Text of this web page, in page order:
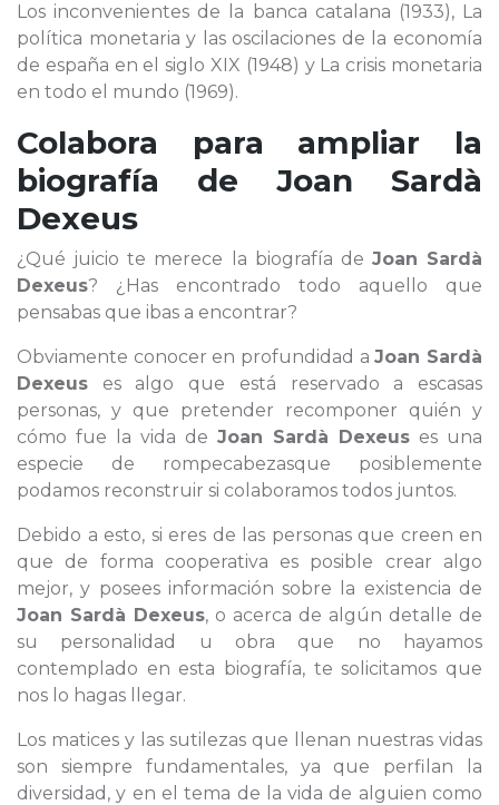
Los inconvenientes de la banca catalana (1933), La
política monetaria y las oscilaciones de la economía
de españa en el siglo XIX (1948) y La crisis monetaria
en todo el mundo (1969).
Colabora para ampliar la
biografía de Joan Sardà
Dexeus
¿Qué juicio te merece la biografía de Joan Sardà
Dexeus? ¿Has encontrado todo aquello que
pensabas que ibas a encontrar?
Obviamente conocer en profundidad aJoan Sardà
Dexeus es algo que está reservado a escasas
personas, y que pretender recomponer quién y
cómo fue la vida de Joan Sardà Dexeus es una
especie de rompecabezasque posiblemente
podamos reconstruir si colaboramos todos juntos.
Debido a esto, si eres de las personas que creen en
que de forma cooperativa es posible crear algo
mejor, y posees información sobre la existencia de
Joan Sardà Dexeus, o acerca de algún detalle de
su personalidad u obra que no hayamos
contemplado en esta biografía, te solicitamos que
nos lo hagas llegar.
Los matices y las sutilezas que llenan nuestras vidas
son siempre fundamentales, ya que perfilan la
diversidad, y en el tema de la vida de alguien como